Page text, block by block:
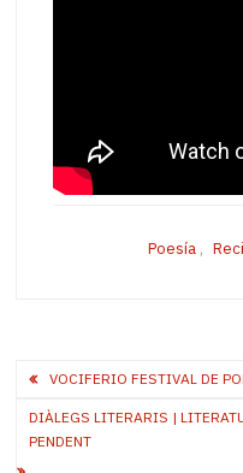
Poesía ,
Post
navigation
VOCIFERIO FESTIVAL DE
DIÀLEGS LITERARIS |
PENDENT